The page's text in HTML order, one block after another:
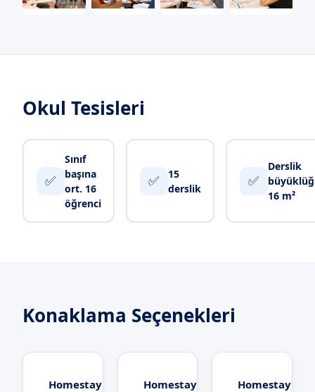
Okul Tesisleri
✅
Sınıf
başına
ort. 16
öğrenci
✅
15
derslik
✅
Derslik
16 m²
Konaklama Seçenekleri
Homestay
Homestay
Homestay